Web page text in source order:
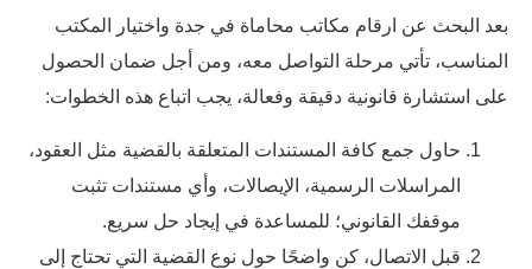
بعد البحث عن ارقام مكاتب محاماة في جدة واختيار المكتب
المناسب، تأتي مرحلة التواصل معه، ومن أجل ضمان الحصول
على استشارة قانونية دقيقة وفعالة، يجب اتباع هذه الخطوات:
حاول جمع كافة المستندات المتعلقة بالقضية مثل العقود،
المراسلات الرسمية، الإيصالات، وأي مستندات تثبت
موقفك القانوني؛ للمساعدة في إيجاد حل سريع.
قبل الاتصال، كن واضحًا حول نوع القضية التي تحتاج إلى